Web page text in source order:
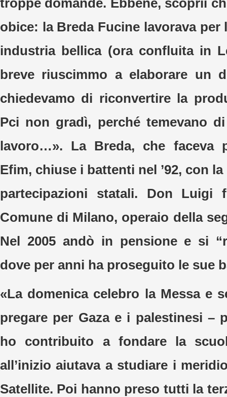
troppe domande. Ebbene, scoprii
obice: la Breda Fucine lavorava per
industria bellica (ora confluita in
breve riuscimmo a elaborare un
chiedevamo di riconvertire la
Pci non gradì, perché temevano
lavoro…». La Breda, che faceva
Efim, chiuse i battenti nel ’92, con
partecipazioni statali. Don Luigi
Comune di Milano, operaio della
Nel 2005 andò in pensione e si
dove per anni ha proseguito le sue
«La domenica celebro la Messa e
pregare per Gaza e i palestinesi –
ho contribuito a fondare la
all’inizio aiutava a studiare i
Satellite. Poi hanno preso tutti la